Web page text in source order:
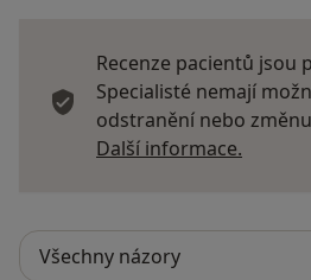
Recenze pacientů jsou
Specialisté nemají
odstranění nebo
Další informace.